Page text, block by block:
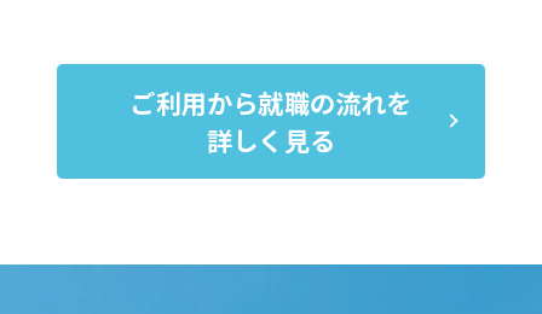
ご利用から就職の流れを
詳しく見る